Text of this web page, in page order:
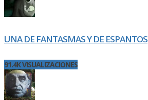
UNA DE FANTASMAS Y DE ESPANTOS
91.4K VISUALIZACIONES